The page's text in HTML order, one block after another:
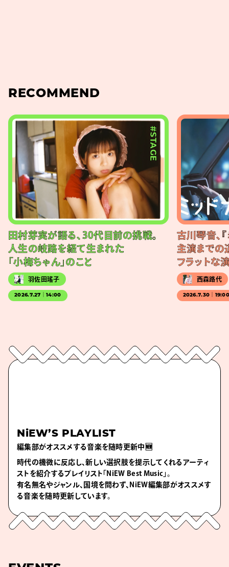
RECOMMEND
#STAGE
田村芽実が語る、30代目前の挑戦。
人生の岐路を経て生まれた
「小梅ちゃん」のこと
羽佐田瑤子
2026.7.27｜14:00
古川琴音、
主演までの
フラットな
西森路代
2026.7.30｜
NiEW’S PLAYLIST
編集部がオススメする音楽を随時更新中🆕
時代の機微に反応し、新しい選択肢を提示してくれるアーティ
ストを紹介するプレイリスト「NiEW Best Music」。
有名無名やジャンル、国境を問わず、NiEW編集部がオススメす
る音楽を随時更新しています。